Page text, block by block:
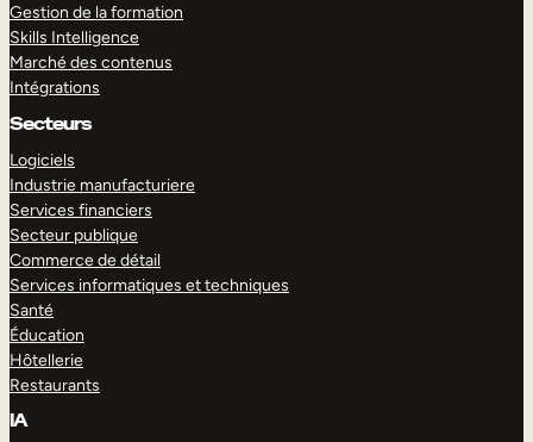
Gestion de la formation
Skills Intelligence
Marché des contenus
Intégrations
Secteurs
Logiciels
Industrie manufacturiere
Services financiers
Secteur publique
Commerce de détail
Services informatiques et techniques
Santé
Éducation
Hôtellerie
Restaurants
IA